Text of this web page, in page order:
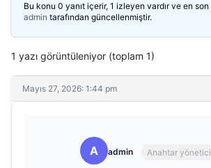
Bu konu 0 yanıt içerir, 1 izleyen vardır ve en son
admin tarafından güncellenmiştir.
1 yazı görüntüleniyor (toplam 1)
Mayıs 27, 2026: 1:44 pm
A admin Anahtar yönetici